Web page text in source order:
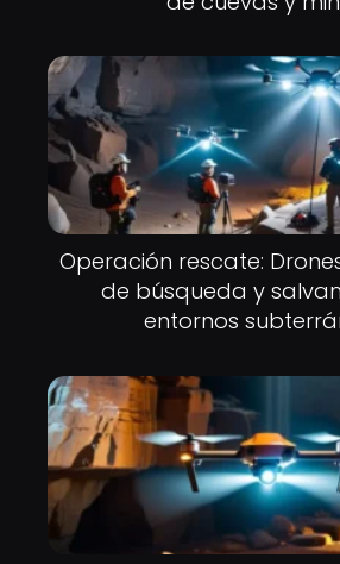
Operación rescate:
de búsqueda y
entornos